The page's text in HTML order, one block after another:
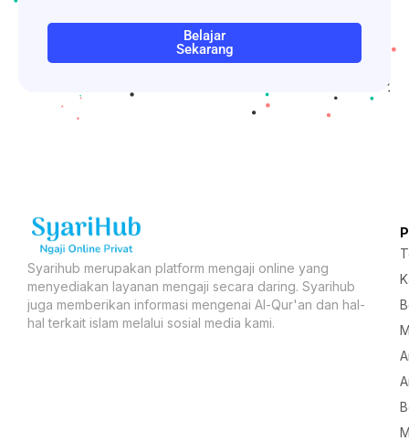
Belajar
Sekarang
Syarihub merupakan platform mengaji online yang
menyediakan layanan mengaji secara daring. Syarihub
juga memberikan informasi mengenai Al-Qur'an dan hal-
hal terkait islam melalui sosial media kami.